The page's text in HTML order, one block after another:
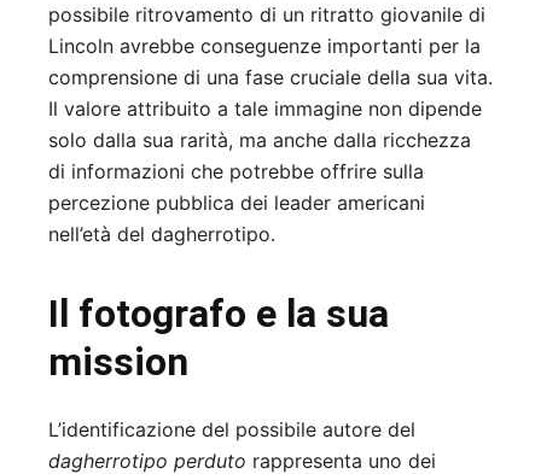
possibile ritrovamento di un ritratto giovanile di
Lincoln avrebbe conseguenze importanti per la
comprensione di una fase cruciale della sua vita.
Il valore attribuito a tale immagine non dipende
solo dalla sua rarità, ma anche dalla ricchezza
di informazioni che potrebbe offrire sulla
percezione pubblica dei leader americani
nell’età del dagherrotipo.
Il fotografo e la sua
mission
L’identificazione del possibile autore del
dagherrotipo perduto rappresenta uno dei